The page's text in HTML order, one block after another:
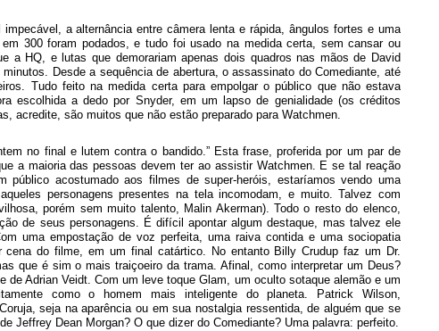
a alternância entre câmera lenta e rápida, ângulos fortes e uma
300 foram podados, e tudo foi usado na medida certa, sem cansar ou
a HQ, e lutas que demorariam apenas dois quadros nas mãos de David
Desde a sequência de abertura, o assassinato do Comediante, até
Tudo feito na medida certa para empolgar o público que não estava
escolhida a dedo por Snyder, em um lapso de genialidade (os créditos
acredite, são muitos que não estão preparado para Watchmen.
no final e lutem contra o bandido.” Esta frase, proferida por um par de
a maioria das pessoas devem ter ao assistir Watchmen. E se tal reação
acostumado aos filmes de super-heróis, estaríamos vendo uma
personagens presentes na tela incomodam, e muito. Talvez com
porém sem muito talento, Malin Akerman). Todo o resto do elenco,
de seus personagens. É difícil apontar algum destaque, mas talvez ele
uma empostação de voz perfeita, uma raiva contida e uma sociopatia
cena do filme, em um final catártico. No entanto Billy Crudup faz um Dr.
que é sim o mais traiçoeiro da trama. Afinal, como interpretar um Deus?
Adrian Veidt. Com um leve toque Glam, um oculto sotaque alemão e um
como o homem mais inteligente do planeta. Patrick Wilson,
seja na aparência ou em sua nostalgia ressentida, de alguém que se
Jeffrey Dean Morgan? O que dizer do Comediante? Uma palavra: perfeito.